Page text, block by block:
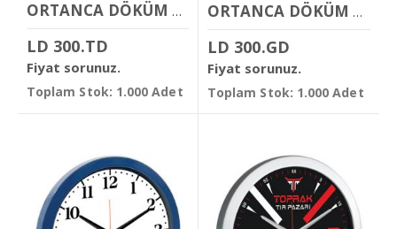
ORTANCA DÖKÜM KADRANLI DUVAR SAATİ
LD 300.TD
Fiyat sorunuz.
Toplam Stok: 1.000 Adet
ORTANCA DÖKÜM KADRANLI DUVAR SAATİ
LD 300.GD
Fiyat sorunuz.
Toplam Stok: 1.000 Adet